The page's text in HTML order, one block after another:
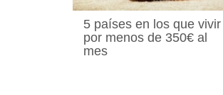
5 países en los que vivir
por menos de 350€ al
mes